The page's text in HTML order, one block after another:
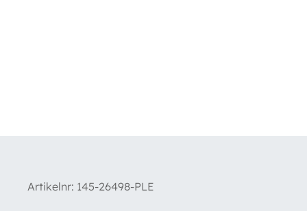
Artikelnr: 145-26498-PLE